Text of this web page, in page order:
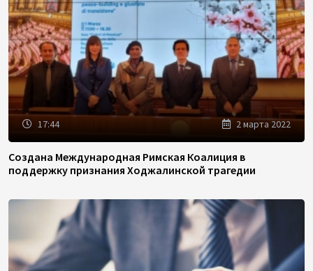
17:44 2 марта 2022
Создана Международная Римская Коалиция в
поддержку признания Ходжалинской трагедии